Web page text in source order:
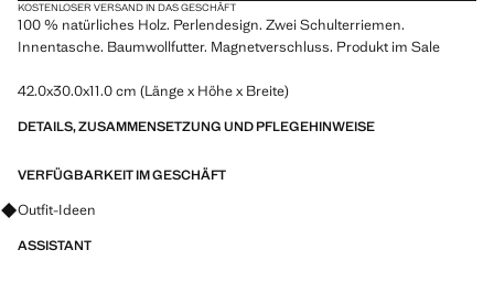
KOSTENLOSER VERSAND IN DAS GESCHÄFT
100 % natürliches Holz. Perlendesign. Zwei Schulterriemen.
Innentasche. Baumwollfutter. Magnetverschluss. Produkt im Sale
42.0x30.0x11.0 cm (Länge x Höhe x Breite)
DETAILS, ZUSAMMENSETZUNG UND PFLEGEHINWEISE
VERFÜGBARKEIT IM GESCHÄFT
Fragen zu Looks, Kleidungsstücken und Trends
Outfit-Ideen
ASSISTANT